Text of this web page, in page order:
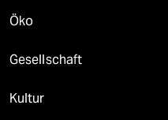
Öko
Gesellschaft
Kultur